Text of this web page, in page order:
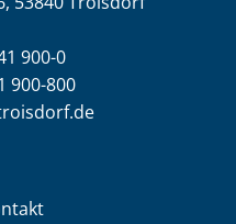
900-0
900-800